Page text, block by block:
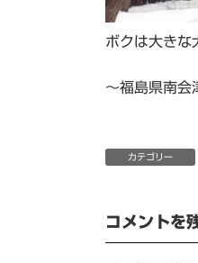
ボクは大きな
～福島県南会
カテゴリー
コメントを